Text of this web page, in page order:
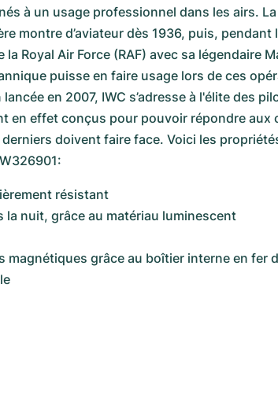
à un usage professionnel dans les airs.
montre d’aviateur dès 1936, puis, pendant
Royal Air Force (RAF) avec sa légendaire
puisse en faire usage lors de ces
en 2007, IWC s’adresse à l'élite des
en effet conçus pour pouvoir répondre aux
doivent faire face. Voici les
résistant
la nuit, grâce au matériau luminescent
magnétiques grâce au boîtier interne en fer